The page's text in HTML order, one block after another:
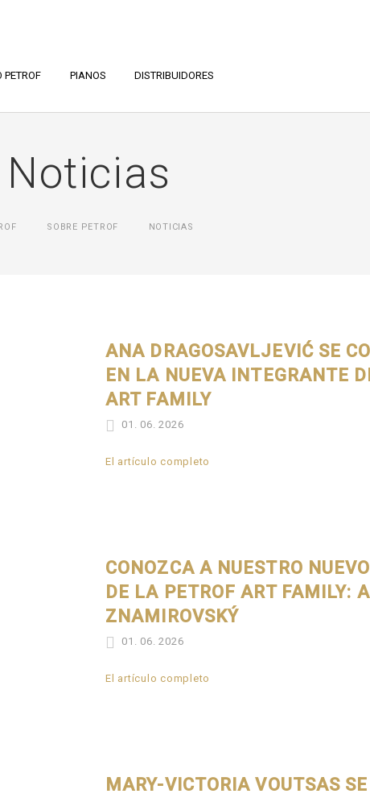
PETROF PIANOS DISTRIBUIDORES
Noticias
SOBRE PETROF NOTICIAS
ANA DRAGOSAVLJEVIĆ SE
EN LA NUEVA INTEGRANTE
ART FAMILY
01. 06. 2026
El artículo completo
CONOZCA A NUESTRO
DE LA PETROF ART FAMILY:
ZNAMIROVSKÝ
01. 06. 2026
El artículo completo
MARY-VICTORIA VOUTSAS